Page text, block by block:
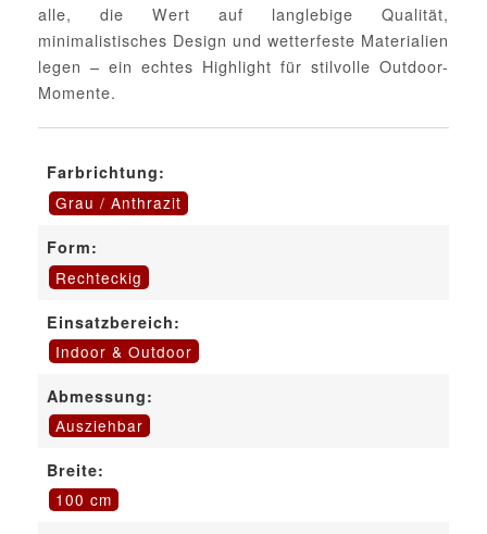
alle, die Wert auf langlebige Qualität,
minimalistisches Design und wetterfeste Materialien
legen – ein echtes Highlight für stilvolle Outdoor-
Momente.
Farbrichtung:
Grau / Anthrazit
Form:
Rechteckig
Einsatzbereich:
Indoor & Outdoor
Abmessung:
Ausziehbar
Breite:
100 cm